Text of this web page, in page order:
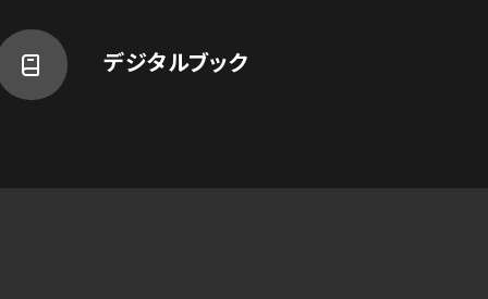
デジタルブック